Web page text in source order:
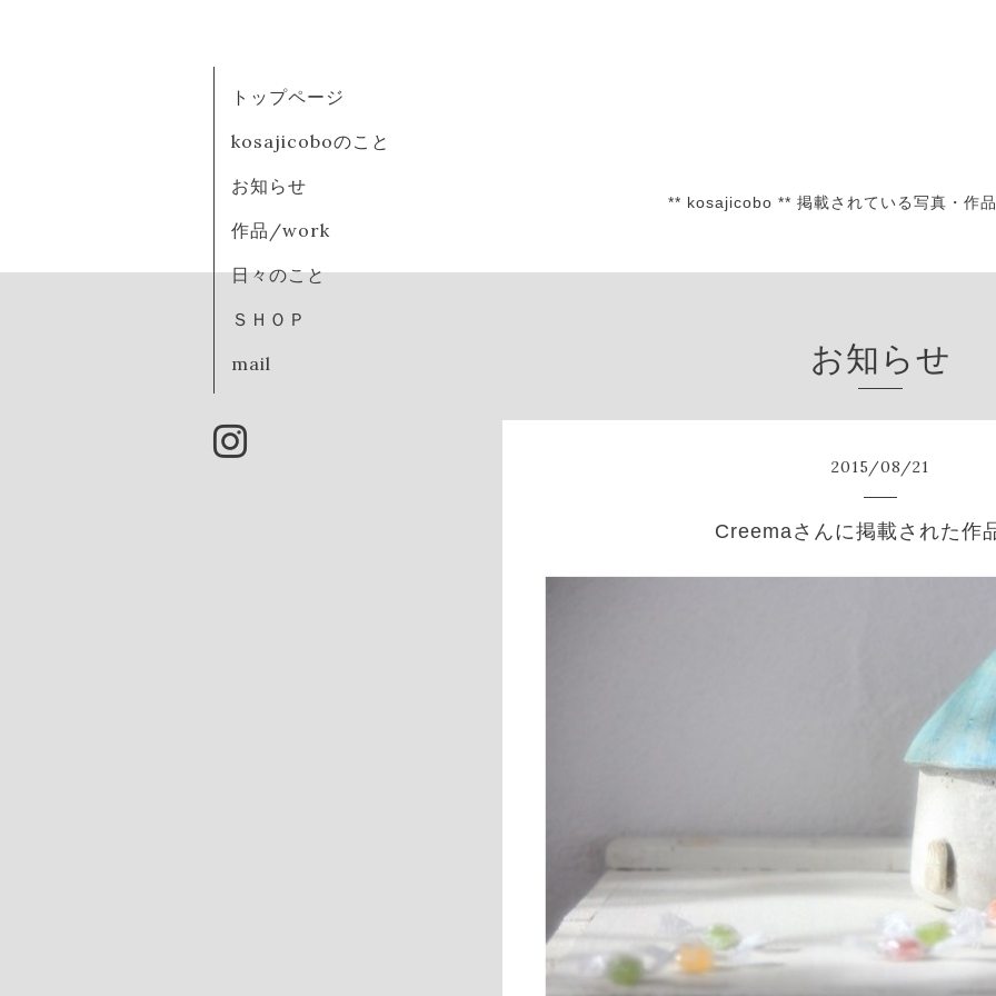
** kosajicobo ** 掲載されている写真・作
トップページ
kosajicoboのこと
お知らせ
作品/work
日々のこと
ＳＨＯＰ
mail
お知らせ
2015/08/21
Creemaさんに掲載された作